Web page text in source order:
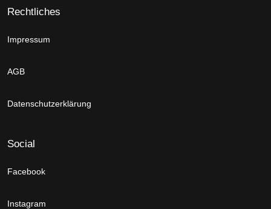
Rechtliches
Impressum
AGB
Datenschutzerklärung
Social
Facebook
Instagram